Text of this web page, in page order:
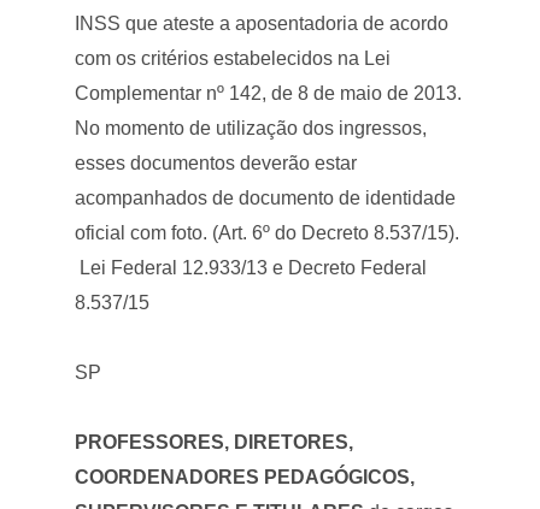
INSS que ateste a aposentadoria de acordo
com os critérios estabelecidos na Lei
Complementar nº 142, de 8 de maio de 2013.
No momento de utilização dos ingressos,
esses documentos deverão estar
acompanhados de documento de identidade
oficial com foto. (Art. 6º do Decreto 8.537/15).
Lei Federal 12.933/13 e Decreto Federal
8.537/15
SP
PROFESSORES, DIRETORES,
COORDENADORES PEDAGÓGICOS,